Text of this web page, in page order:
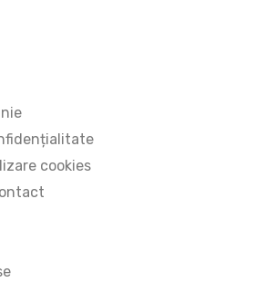
cookies